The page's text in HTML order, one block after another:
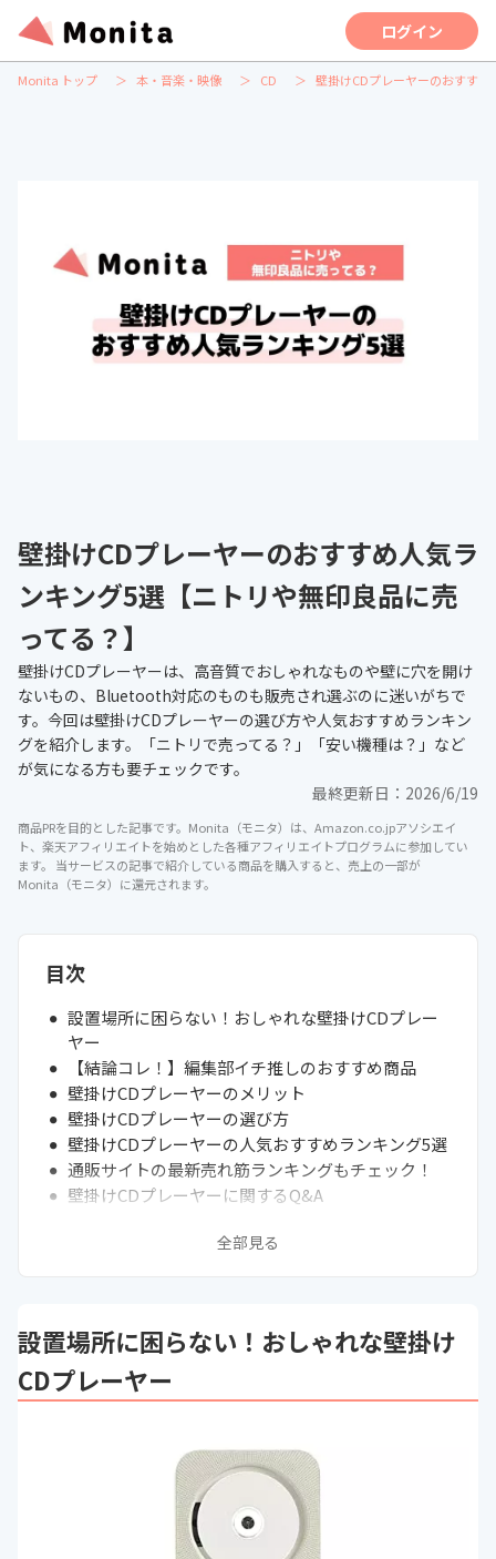
ログイン
Monita トップ 本・音楽・映像 CD 壁掛けCDプレーヤーのおすす
壁掛けCDプレーヤーのおすすめ人気ラ
ンキング5選【ニトリや無印良品に売
ってる？】
壁掛けCDプレーヤーは、高音質でおしゃれなものや壁に穴を開け
ないもの、Bluetooth対応のものも販売され選ぶのに迷いがちで
す。今回は壁掛けCDプレーヤーの選び方や人気おすすめランキン
グを紹介します。「ニトリで売ってる？」「安い機種は？」など
が気になる方も要チェックです。
最終更新日： 2026/6/19
商品PRを目的とした記事です。Monita（モニタ）は、Amazon.co.jpアソシエイ
ト、楽天アフィリエイトを始めとした各種アフィリエイトプログラムに参加してい
ます。 当サービスの記事で紹介している商品を購入すると、売上の一部が
Monita（モニタ）に還元されます。
目次
設置場所に困らない！おしゃれな壁掛けCDプレー
ヤー
【結論コレ！】編集部イチ推しのおすすめ商品
壁掛けCDプレーヤーのメリット
壁掛けCDプレーヤーの選び方
壁掛けCDプレーヤーの人気おすすめランキング5選
通販サイトの最新売れ筋ランキングもチェック！
壁掛けCDプレーヤーに関するQ&A
全部見る
設置場所に困らない！おしゃれな壁掛け
CDプレーヤー